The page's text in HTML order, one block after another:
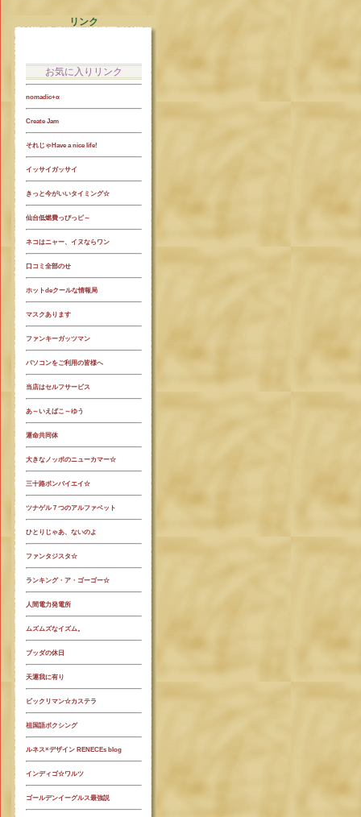
リンク
お気に入りリンク
nomadic+α
Create Jam
それじゃHave a nice life!
イッサイガッサイ
きっと今がいいタイミング☆
仙台低燃費っぴっピ～
ネコはニャー、イヌならワン
口コミ全部のせ
ホットdeクールな情報局
マスクあります
ファンキーガッツマン
パソコンをご利用の皆様へ
当店はセルフサービス
あ～いえばこ～ゆう
運命共同体
大きなノッポのニューカマー☆
三十路ボンバイエイ☆
ツナゲル７つのアルファベット
ひとりじゃあ、ないのよ
ファンタジスタ☆
ランキング・ア・ゴーゴー☆
人間電力発電所
ムズムズなイズム。
ブッダの休日
天運我に有り
ビックリマン☆カステラ
祖国語ボクシング
ルネス×デザイン RENECEs blog
インディゴ☆ワルツ
ゴールデンイーグルス最強説